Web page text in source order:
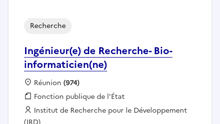
Ingénieur(e) de Recherche- Bio-
informaticien(ne)
Recherche
Localisation :
Réunion (974)
Fonction publique :
Fonction publique de l'État
Employeur :
Institut de Recherche pour le Développement